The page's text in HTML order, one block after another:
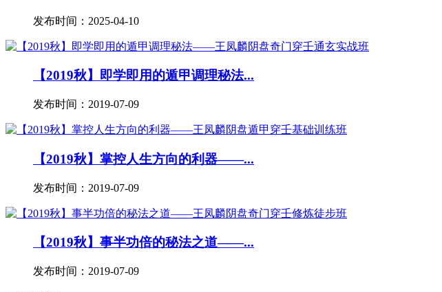
发布时间：2025-04-10
【2019秋】即学即用的遁甲调理秘法...
发布时间：2019-07-09
【2019秋】掌控人生方向的利器——...
发布时间：2019-07-09
【2019秋】事半功倍的秘法之道——...
发布时间：2019-07-09